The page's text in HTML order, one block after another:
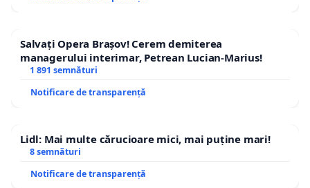
Salvați Opera Brașov! Cerem demiterea
managerului interimar, Petrean Lucian-Marius!
1 891 semnături
Notificare de transparență
Lidl: Mai multe cărucioare mici, mai puține mari!
8 semnături
Notificare de transparență